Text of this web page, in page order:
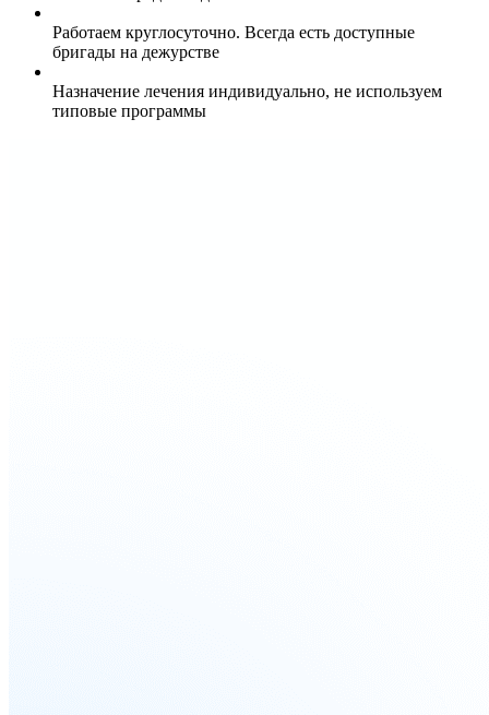
Работаем круглосуточно. Всегда есть доступные
бригады на дежурстве
Назначение лечения индивидуально, не используем
типовые программы